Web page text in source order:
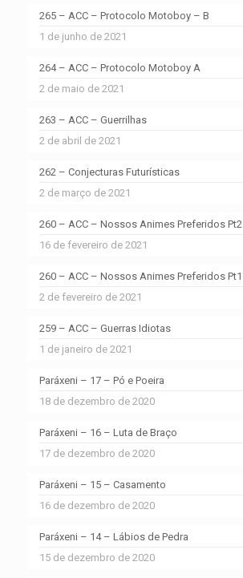
265 – ACC – Protocolo Motoboy – B
1 de junho de 2021
264 – ACC – Protocolo Motoboy A
2 de maio de 2021
263 – ACC – Guerrilhas
2 de abril de 2021
262 – Conjecturas Futurísticas
2 de março de 2021
260 – ACC – Nossos Animes Preferidos Pt2
16 de fevereiro de 2021
260 – ACC – Nossos Animes Preferidos Pt1
2 de fevereiro de 2021
259 – ACC – Guerras Idiotas
1 de janeiro de 2021
Paráxeni – 17 – Pó e Poeira
18 de dezembro de 2020
Paráxeni – 16 – Luta de Braço
17 de dezembro de 2020
Paráxeni – 15 – Casamento
16 de dezembro de 2020
Paráxeni – 14 – Lábios de Pedra
15 de dezembro de 2020